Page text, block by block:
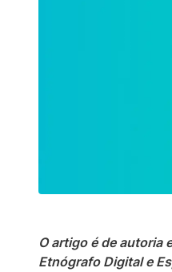
O artigo é de autoria
Etnógrafo Digital e